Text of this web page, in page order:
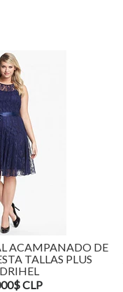
ACAMPANADO DE
TALLAS PLUS
CLP